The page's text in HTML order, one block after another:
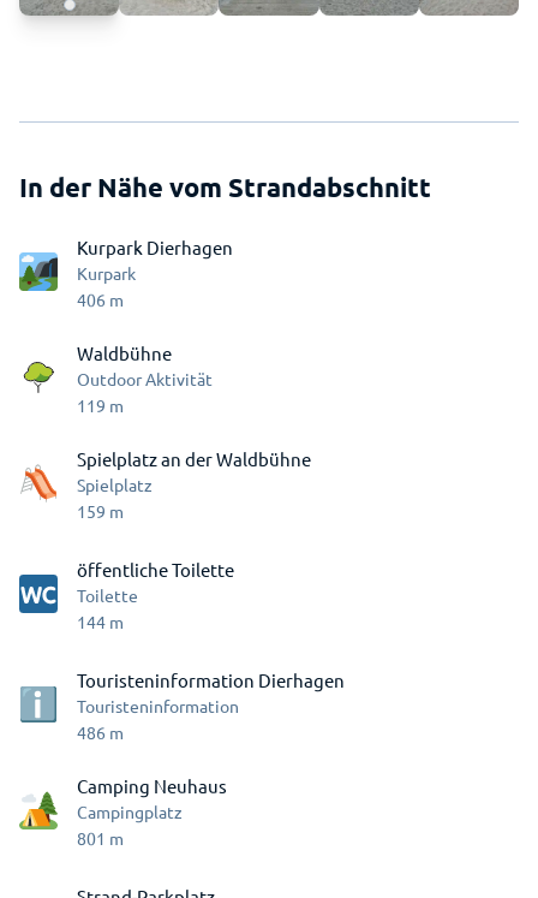
In der Nähe vom Strandabschnitt
Kurpark Dierhagen
Kurpark
406 m
Waldbühne
Outdoor Aktivität
119 m
Spielplatz an der Waldbühne
Spielplatz
159 m
öffentliche Toilette
Toilette
144 m
Touristeninformation Dierhagen
Touristeninformation
486 m
Camping Neuhaus
Campingplatz
801 m